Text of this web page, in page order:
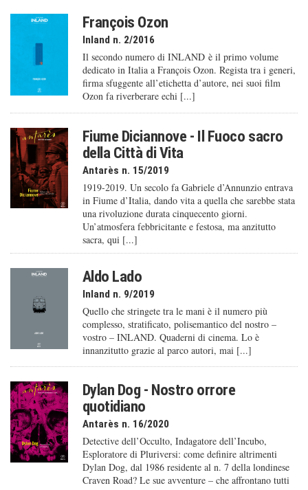
François Ozon
Inland n. 2/2016
Il secondo numero di INLAND è il primo volume
dedicato in Italia a François Ozon. Regista tra i generi,
firma sfuggente all’etichetta d’autore, nei suoi film
Ozon fa riverberare echi [...]
Fiume Diciannove - Il Fuoco sacro
della Città di Vita
Antarès n. 15/2019
1919-2019. Un secolo fa Gabriele d’Annunzio entrava
in Fiume d’Italia, dando vita a quella che sarebbe stata
una rivoluzione durata cinquecento giorni.
Un’atmosfera febbricitante e festosa, ma anzitutto
sacra, qui [...]
Aldo Lado
Inland n. 9/2019
Quello che stringete tra le mani è il numero più
complesso, stratificato, polisemantico del nostro –
vostro – INLAND. Quaderni di cinema. Lo è
innanzitutto grazie al parco autori, mai [...]
Dylan Dog - Nostro orrore
quotidiano
Antarès n. 16/2020
Detective dell’Occulto, Indagatore dell’Incubo,
Esploratore di Pluriversi: come definire altrimenti
Dylan Dog, dal 1986 residente al n. 7 della londinese
Craven Road? Le sue avventure – che affrontano tutti